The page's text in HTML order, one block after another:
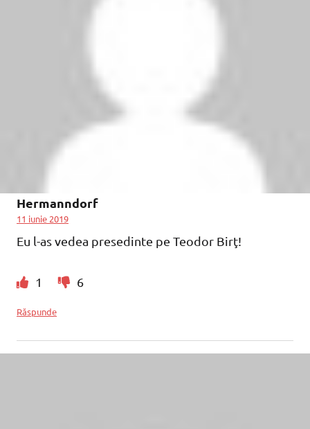
Hermanndorf
11 iunie 2019
Eu l-as vedea presedinte pe Teodor Birţ!
1 6
Răspunde